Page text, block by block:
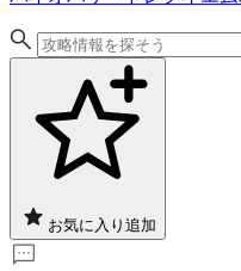
お気に入り追加